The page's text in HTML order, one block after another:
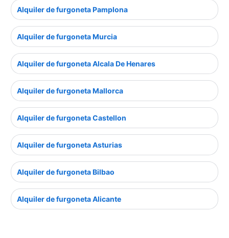
Alquiler de furgoneta Pamplona
Alquiler de furgoneta Murcia
Alquiler de furgoneta Alcala De Henares
Alquiler de furgoneta Mallorca
Alquiler de furgoneta Castellon
Alquiler de furgoneta Asturias
Alquiler de furgoneta Bilbao
Alquiler de furgoneta Alicante